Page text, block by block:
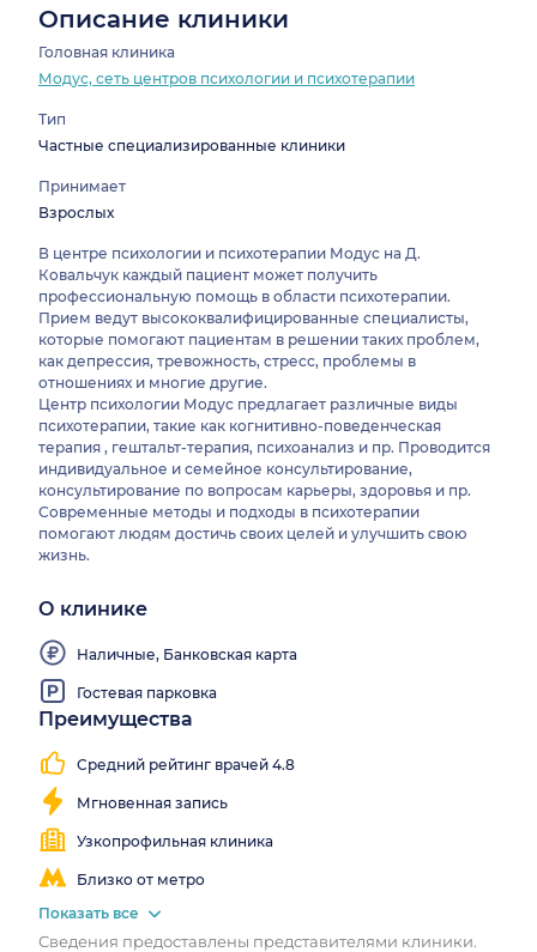
Описание клиники
Головная клиника
Модус, сеть центров психологии и психотерапии
Тип
Частные специализированные клиники
Принимает
Взрослых
В центре психологии и психотерапии Модус на Д.
Ковальчук каждый пациент может получить
профессиональную помощь в области психотерапии.
Прием ведут высококвалифицированные специалисты,
которые помогают пациентам в решении таких проблем,
как депрессия, тревожность, стресс, проблемы в
отношениях и многие другие.
Центр психологии Модус предлагает различные виды
психотерапии, такие как когнитивно-поведенческая
терапия , гештальт-терапия, психоанализ и пр. Проводится
индивидуальное и семейное консультирование,
консультирование по вопросам карьеры, здоровья и пр.
Современные методы и подходы в психотерапии
помогают людям достичь своих целей и улучшить свою
жизнь.
О клинике
Наличные, Банковская карта
Гостевая парковка
Преимущества
Средний рейтинг врачей 4.8
Мгновенная запись
Узкопрофильная клиника
Близко от метро
Работаем
выходные
Показать все
Сведения предоставлены представителями клиники.